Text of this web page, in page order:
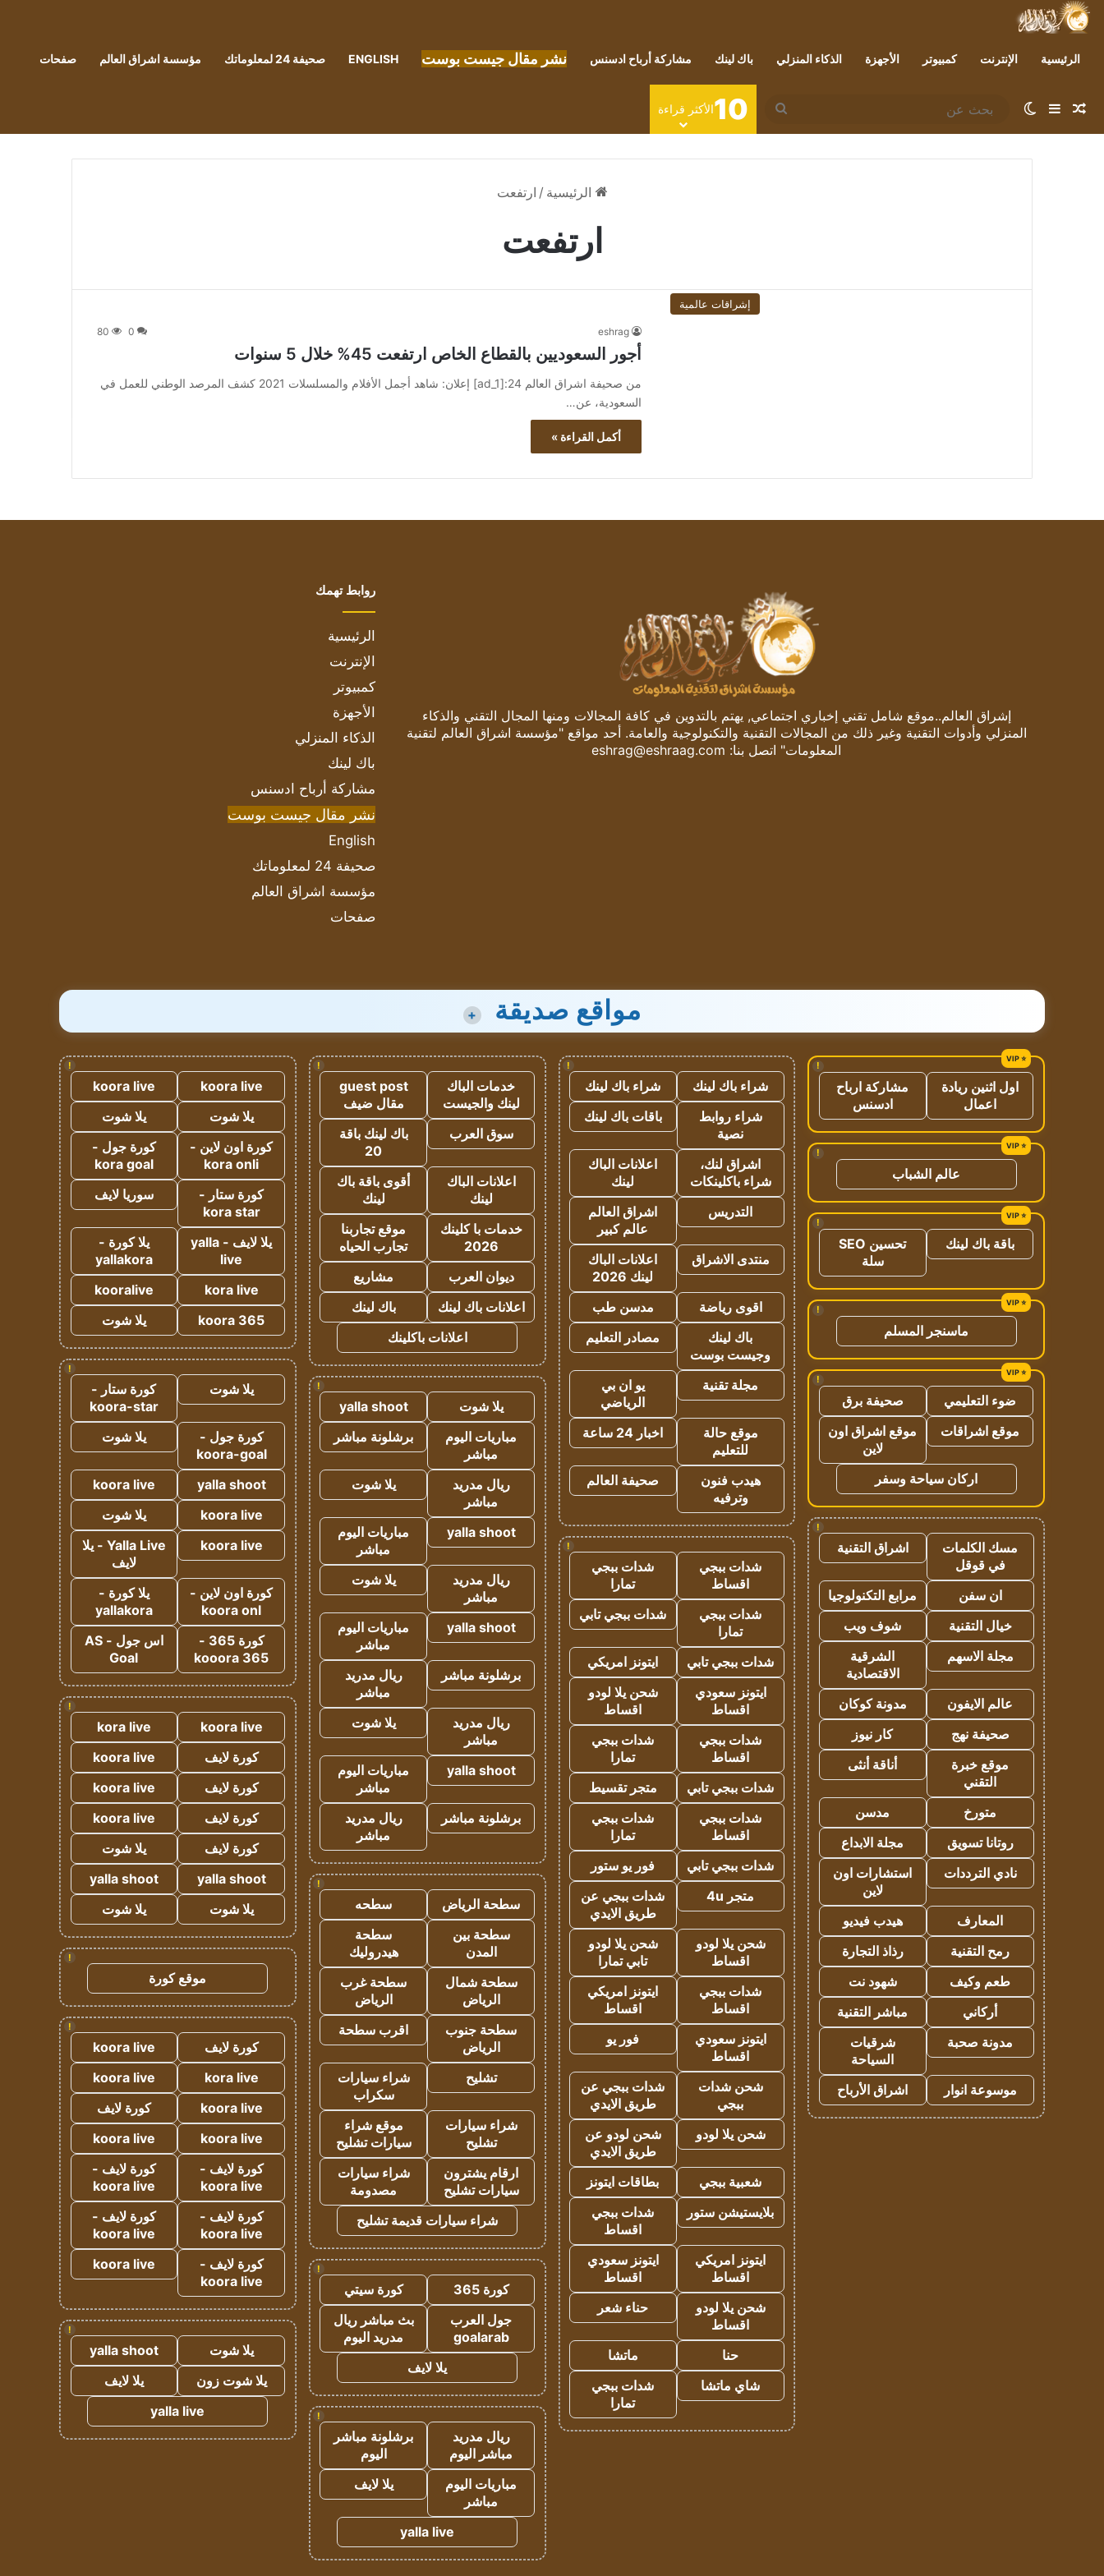
الرئيسية الإنترنت كمبيوتر الأجهزة الذكاء المنزلي باك لينك مشاركة أرباح ادسنس نشر مقال جيست بوست ENGLISH صحيفة 24 لمعلوماتك مؤسسة اشراق العالم صفحات
مقال عشوائي
إضافة عمود جانبي
الوضع المظلم
بحث
عن
10الأكثر قراءة
الرئيسية / ارتفعت
ارتفعت
إشراقات عالمية
eshrag
0
80
أجور السعوديين بالقطاع الخاص ارتفعت 45% خلال 5 سنوات
من صحيفة اشراق العالم 24:[ad_1] إعلان: شاهد أجمل الأفلام والمسلسلات 2021 كشف المرصد الوطني للعمل في
السعودية، عن…
أكمل القراءة »
إشراق العالم..موقع شامل تقني إخباري اجتماعي, يهتم بالتدوين في كافة المجالات ومنها المجال التقني والذكاء
المنزلي وأدوات التقنية وغير ذلك من المجالات التقنية والتكنولوجية والعامة. أحد مواقع "مؤسسة اشراق العالم لتقنية
المعلومات" اتصل بنا: eshrag@eshraag.com
روابط تهمك
الرئيسية
الإنترنت
كمبيوتر
الأجهزة
الذكاء المنزلي
باك لينك
مشاركة أرباح ادسنس
نشر مقال جيست بوست
English
صحيفة 24 لمعلوماتك
مؤسسة اشراق العالم
صفحات
مواقع صديقة +
!
اول اثنين ريادة
اعمال
مشاركة ارباح
ادسنس
!
عالم الشباب
!
باقة باك لينك
تحسين SEO
سلة
!
ماسنجر المسلم
!
ضوء التعليمي
صحيفة برق
موقع اشراقات
موقع اشراق اون
لاين
اركان سياحة وسفر
!
مسك الكلمات
في قوقل
اشراق التقنية
ان سفن
مرابع التكنولوجيا
خيال التقنية
شوف ويب
مجلة الاسهم
الشرقية
الاقتصادية
عالم الايفون
مدونة كوكان
صحيفة نهج
كار نيوز
موقع خبرة
التقني
أناقة أنثى
متورخ
مدسن
روتانا تسويق
مجلة الابداع
نادي الترددات
استشارات اون
لاين
المعارف
هيدب فيديو
رمح التقنية
رذاذ التجارة
طعم وكيف
شهود نت
أركاني
مباشر التقنية
مدونة صحبة
شرقيات
السياحة
موسوعة انوار
اشراق الأرباح
!
شراء باك لينك
شراء باك لينك
شراء روابط
نصية
باقات باك لينك
اشراق لنك،
شراء باكلينكات
اعلانات الباك
لينك
التدريس
اشراق العالم
عالم كبير
منتدى الاشراق
اعلانات الباك
لينك 2026
اقوى رياضة
مدسن طب
باك لينك
وجيست بوست
مصادر التعليم
مجلة تقنية
يو ان بي
الرياضي
موقع حالة
للتعليم
اخبار 24 ساعة
هيدب فنون
وترفيه
صحيفة العالم
!
شدات ببجي
اقساط
شدات ببجي
تمارا
شدات ببجي
تمارا
شدات ببجي تابي
شدات ببجي تابي
ايتونز امريكي
ايتونز سعودي
اقساط
شحن يلا لودو
اقساط
شدات ببجي
اقساط
شدات ببجي
تمارا
شدات ببجي تابي
متجر تقسيط
شدات ببجي
اقساط
شدات ببجي
تمارا
شدات ببجي تابي
فور يو ستور
متجر 4u
شدات ببجي عن
طريق الايدي
شحن يلا لودو
اقساط
شحن يلا لودو
تابي تمارا
شدات ببجي
اقساط
ايتونز امريكي
اقساط
ايتونز سعودي
اقساط
فور يو
شحن شدات
ببجي
شدات ببجي عن
طريق الايدي
شحن يلا لودو
شحن لودو عن
طريق الايدي
شعبية ببجي
بطاقات ايتونز
بلايستيشن ستور
شدات ببجي
اقساط
ايتونز امريكي
اقساط
ايتونز سعودي
اقساط
شحن يلا لودو
اقساط
حناء شعر
حنا
ماتشا
شاي ماتشا
شدات ببجي
تمارا
!
خدمات الباك
لينك والجيست
guest post
مقال ضيف
سوق العرب
باك لينك باقة
20
اعلانات الباك
لينك
أقوى باقة باك
لينك
خدمات با كلينك
2026
موقع تجاربنا
تجارب الحياه
ديوان العرب
مشاريع
اعلانات باك لينك
باك لينك
اعلانات باكلينك
!
يلا شوت
yalla shoot
مباريات اليوم
مباشر
برشلونة مباشر
ريال مدريد
مباشر
يلا شوت
yalla shoot
مباريات اليوم
مباشر
ريال مدريد
مباشر
يلا شوت
yalla shoot
مباريات اليوم
مباشر
برشلونة مباشر
ريال مدريد
مباشر
ريال مدريد
مباشر
يلا شوت
yalla shoot
مباريات اليوم
مباشر
برشلونة مباشر
ريال مدريد
مباشر
!
سطحة الرياض
سطحه
سطحة بين
المدن
سطحة
هيدروليك
سطحة شمال
الرياض
سطحة غرب
الرياض
سطحة جنوب
الرياض
اقرب سطحة
تشليح
شراء سيارات
سكراب
شراء سيارات
تشليح
موقع شراء
سيارات تشليح
ارقام يشترون
سيارات تشليح
شراء سيارات
مصدومة
شراء سيارات قديمة تشليح
!
كورة 365
كورة سيتي
جول العرب
goalarab
بث مباشر ريال
مدريد اليوم
يلا لايف
!
ريال مدريد
مباشر اليوم
برشلونة مباشر
اليوم
مباريات اليوم
مباشر
يلا لايف
yalla live
!
koora live
koora live
يلا شوت
يلا شوت
كورة اون لاين -
kora onli
كورة جول -
kora goal
كورة ستار -
kora star
سوريا لايف
يلا لايف - yalla
live
يلا كورة -
yallakora
kora live
kooralive
koora 365
يلا شوت
!
يلا شوت
كورة ستار -
koora-star
كورة جول -
koora-goal
يلا شوت
yalla shoot
koora live
koora live
يلا شوت
koora live
Yalla Live - يلا
لايف
كورة اون لاين -
koora onl
يلا كورة -
yallakora
كورة 365 -
kooora 365
اس جول - AS
Goal
!
koora live
kora live
كورة لايف
koora live
كورة لايف
koora live
كورة لايف
koora live
كورة لايف
يلا شوت
yalla shoot
yalla shoot
يلا شوت
يلا شوت
!
موقع كورة
!
كورة لايف
koora live
kora live
koora live
koora live
كورة لايف
koora live
koora live
كورة لايف -
koora live
كورة لايف -
koora live
كورة لايف -
koora live
كورة لايف -
koora live
كورة لايف -
koora live
koora live
!
يلا شوت
yalla shoot
يلا شوت زون
يلا لايف
yalla live